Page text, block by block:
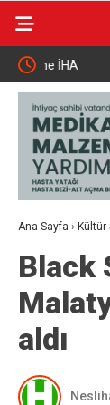
Çiftçilere
Ödemesi
Ana Sayfa › Kültür
Black
aldı